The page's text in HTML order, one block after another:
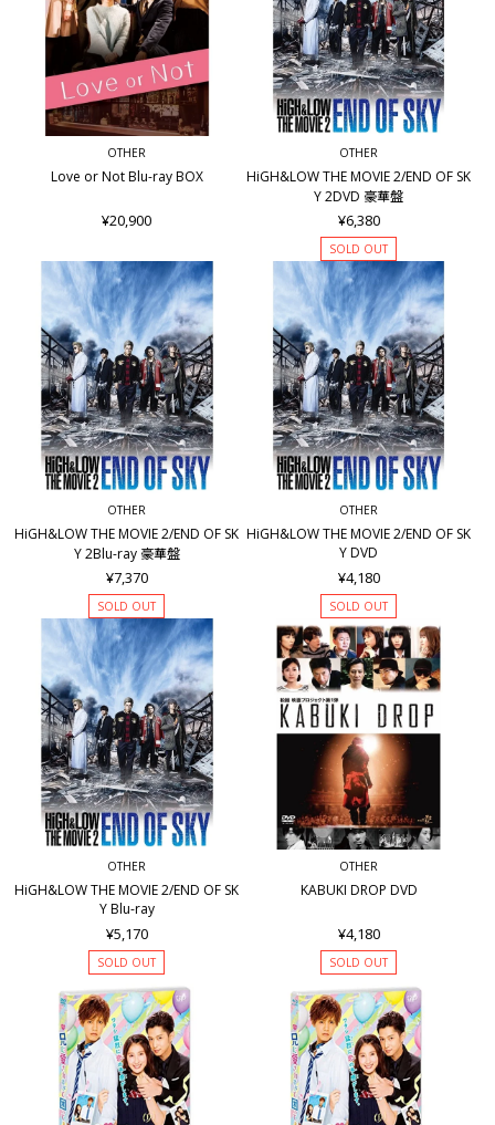
OTHER
Love or Not Blu-ray BOX
¥20,900
OTHER
HiGH&LOW THE MOVIE 2/END OF SK
Y 2DVD 豪華盤
¥6,380
SOLD OUT
OTHER
HiGH&LOW THE MOVIE 2/END OF SK
Y 2Blu-ray 豪華盤
¥7,370
SOLD OUT
OTHER
HiGH&LOW THE MOVIE 2/END OF SK
Y DVD
¥4,180
SOLD OUT
OTHER
HiGH&LOW THE MOVIE 2/END OF SK
Y Blu-ray
¥5,170
SOLD OUT
OTHER
KABUKI DROP DVD
¥4,180
SOLD OUT